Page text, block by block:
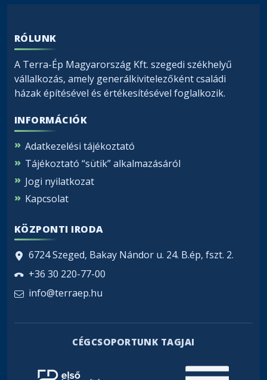
RÓLUNK
A Terra-Ép Magyarország Kft. szegedi székhelyű
vállalkozás, amely generálkivitelezőként családi
házak építésével és értékesítésével foglalkozik.
INFORMÁCIÓK
Adatkezelési tájékoztató
Tájékoztató “sütik” alkalmazásáról
Jogi nyilatkozat
Kapcsolat
KÖZPONTI IRODA
6724 Szeged, Bakay Nándor u. 24. B.ép, fszt. 2.
+36 30 220-77-00
info@terraep.hu
CÉGCSOPORTUNK TAGJAI